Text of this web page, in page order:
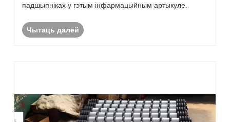
падшыпніках у гэтым інфармацыйным артыкуле.
Чытаць далей